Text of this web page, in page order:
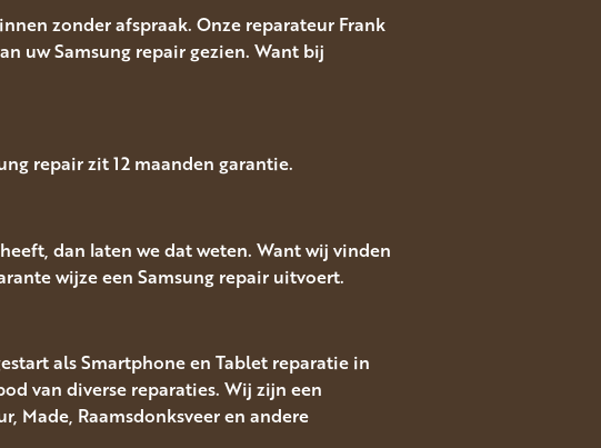
zonder afspraak. Onze reparateur Frank
uw Samsung repair gezien. Want bij
repair zit 12 maanden garantie.
dan laten we dat weten. Want wij vinden
wijze een Samsung repair uitvoert.
als Smartphone en Tablet reparatie in
van diverse reparaties. Wij zijn een
Made, Raamsdonksveer en andere